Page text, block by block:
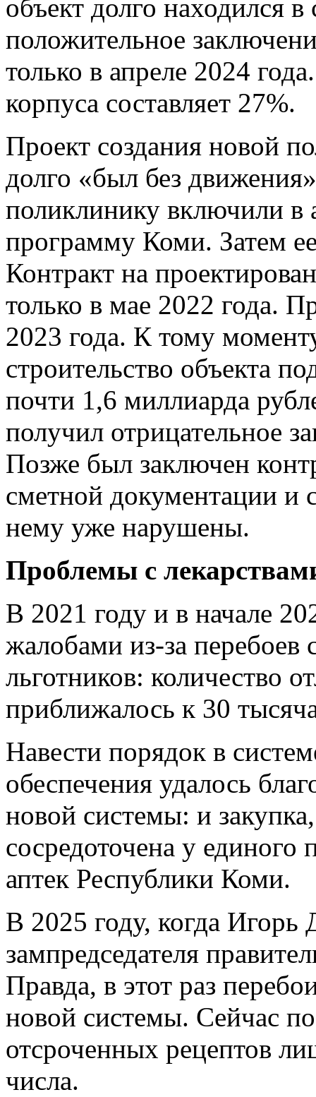
объект долго находился
положительное
только в апреле 2024
корпуса составляет 27%.
Проект создания новой
долго «был без
поликлинику включили
программу Коми. Затем
Контракт на
только в мае 2022 года.
2023 года. К тому
строительство объекта
почти 1,6 миллиарда
получил отрицательное
Позже был заключен
сметной документации и
нему уже нарушены.
Проблемы с
В 2021 году и в начале
жалобами из-за перебоев
льготников: количество
приближалось к 30
Навести порядок в
обеспечения удалось
новой системы: и
сосредоточена у
аптек Республики Коми.
В 2025 году, когда Игорь
зампредседателя
Правда, в этот раз
новой системы. Сейчас
отсроченных рецептов
числа.